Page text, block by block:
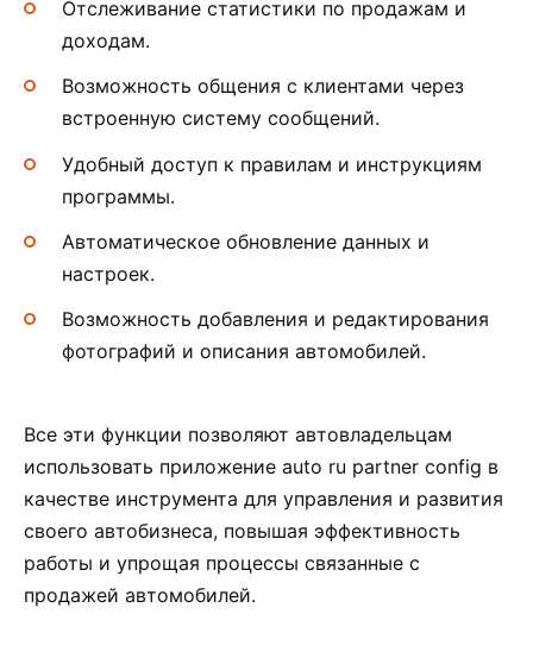
Отслеживание статистики по продажам и
доходам.
Возможность общения с клиентами через
встроенную систему сообщений.
Удобный доступ к правилам и инструкциям
программы.
Автоматическое обновление данных и
настроек.
Возможность добавления и редактирования
фотографий и описания автомобилей.
Все эти функции позволяют автовладельцам
использовать приложение auto ru partner config в
качестве инструмента для управления и развития
своего автобизнеса, повышая эффективность
работы и упрощая процессы связанные с
продажей автомобилей.